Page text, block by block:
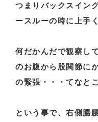
つまりバックスイン
ースルーの時に上手
何だかんだで観察し
のお腹から股関節に
の緊張・・・てなと
という事で、右側腸